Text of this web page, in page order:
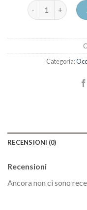
occhiali da sole
Categoria:
RECENSIONI (0)
Recensioni
Ancora non ci sono